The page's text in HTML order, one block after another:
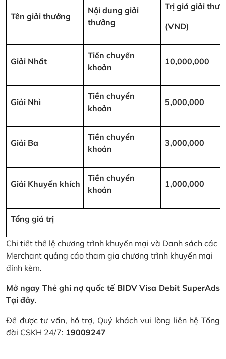
Tên giải thưởng
Nội dung giải
thưởng
Trị giá giải
(VND)
Giải Nhất
Tiền chuyển
khoản
10,000,000
Giải Nhì
Tiền chuyển
khoản
5,000,000
Giải Ba
Tiền chuyển
khoản
3,000,000
Giải Khuyến khích
Tiền chuyển
khoản
1,000,000
Tổng giá trị
Chi tiết thể lệ chương trình khuyến mại và Danh sách các
Merchant quảng cáo tham gia chương trình khuyến mại
đính kèm.
Mở ngay Thẻ ghi nợ quốc tế BIDV Visa Debit SuperAds
Tại đây.
Để được tư vấn, hỗ trợ, Quý khách vui lòng liên hệ Tổng
đài CSKH 24/7: 19009247